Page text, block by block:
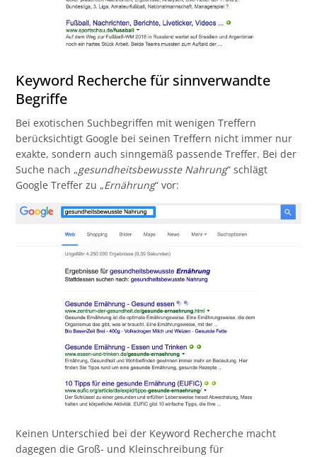
Keyword Recherche für sinnverwandte
Begriffe
Bei exotischen Suchbegriffen mit wenigen Treffern
berücksichtigt Google bei seinen Treffern nicht immer nur
exakte, sondern auch sinngemäß passende Treffer. Bei der
Suche nach „gesundheitsbewusste Nahrung“ schlägt
Google Treffer zu „Ernährung“ vor:
Keinen Unterschied bei der Keyword Recherche macht
dagegen die Groß- und Kleinschreibung für